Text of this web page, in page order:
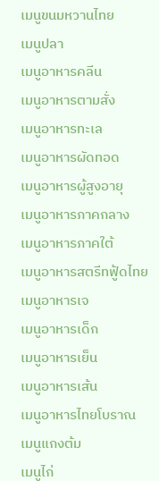
เมนูขนมหวานไทย
เมนูปลา
เมนูอาหารคลีน
เมนูอาหารตามสั่ง
เมนูอาหารทะเล
เมนูอาหารผัดทอด
เมนูอาหารผู้สูงอายุ
เมนูอาหารภาคกลาง
เมนูอาหารภาคใต้
เมนูอาหารสตรีทฟู้ดไทย
เมนูอาหารเจ
เมนูอาหารเด็ก
เมนูอาหารเย็น
เมนูอาหารเส้น
เมนูอาหารไทยโบราณ
เมนูแกงต้ม
เมนูไก่